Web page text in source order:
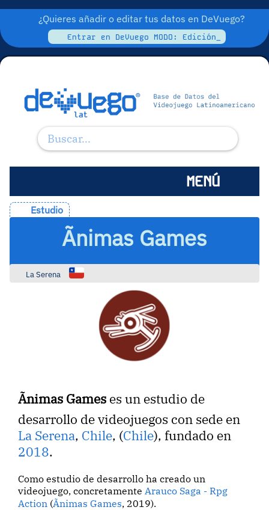
¿Quieres añadir o editar tus datos en DeVuego?
Entrar en DeVuego MODO: Edición_
MENÚ
Estudio
Ãnimas Games
La Serena
Ãnimas Games es un estudio de
desarrollo de videojuegos con sede en
La Serena, Chile, (Chile), fundado en
2018.
Como estudio de desarrollo ha creado un
videojuego, concretamente Arauco Saga - Rpg
Action (Ãnimas Games, 2019).